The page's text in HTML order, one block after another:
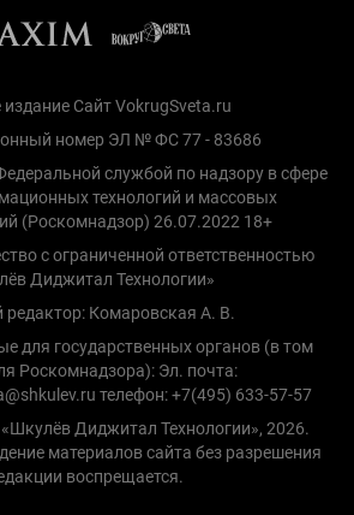
издание Сайт VokrugSveta.ru
номер ЭЛ № ФС 77 - 83686
службой по надзору в сфере
технологий и массовых
(Роскомнадзор) 26.07.2022 18+
с ограниченной ответственностью
Диджитал Технологии»
редактор: Комаровская А. В.
для государственных органов (в том
Роскомнадзора): Эл. почта:
телефон: +7(495) 633-57-57
Диджитал Технологии», 2026.
материалов сайта без разрешения
воспрещается.